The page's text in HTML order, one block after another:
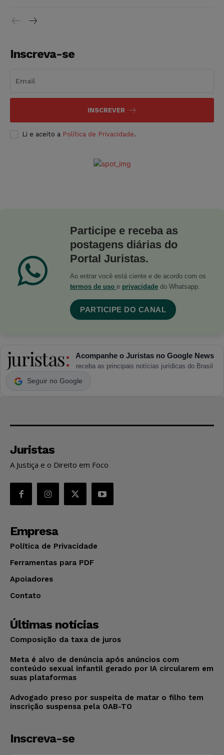
Inscreva-se
INSCREVER
Li e aceito a Política de Privacidade.
Participe e receba as
postagens diárias do
Portal Juristas.
Ao entrar você está ciente e de acordo com os
termos de uso e privacidade do Whatsapp.
PARTICIPE DO CANAL
Acompanhe o Juristas no Google News
receba as principais notícias jurídicas do Brasil
Seguir no Google
Juristas
A Justiça e o Direito em Foco
Empresa
Política de Privacidade
Ferramentas para PDF
Apoiadores
Contato
Últimas notícias
Composição da taxa de juros
Meta é alvo de denúncia após anúncios com
conteúdo sexual infantil gerado por IA circularem em
suas plataformas
Advogado preso por suspeita de matar o filho tem
inscrição suspensa pela OAB-TO
Inscreva-se